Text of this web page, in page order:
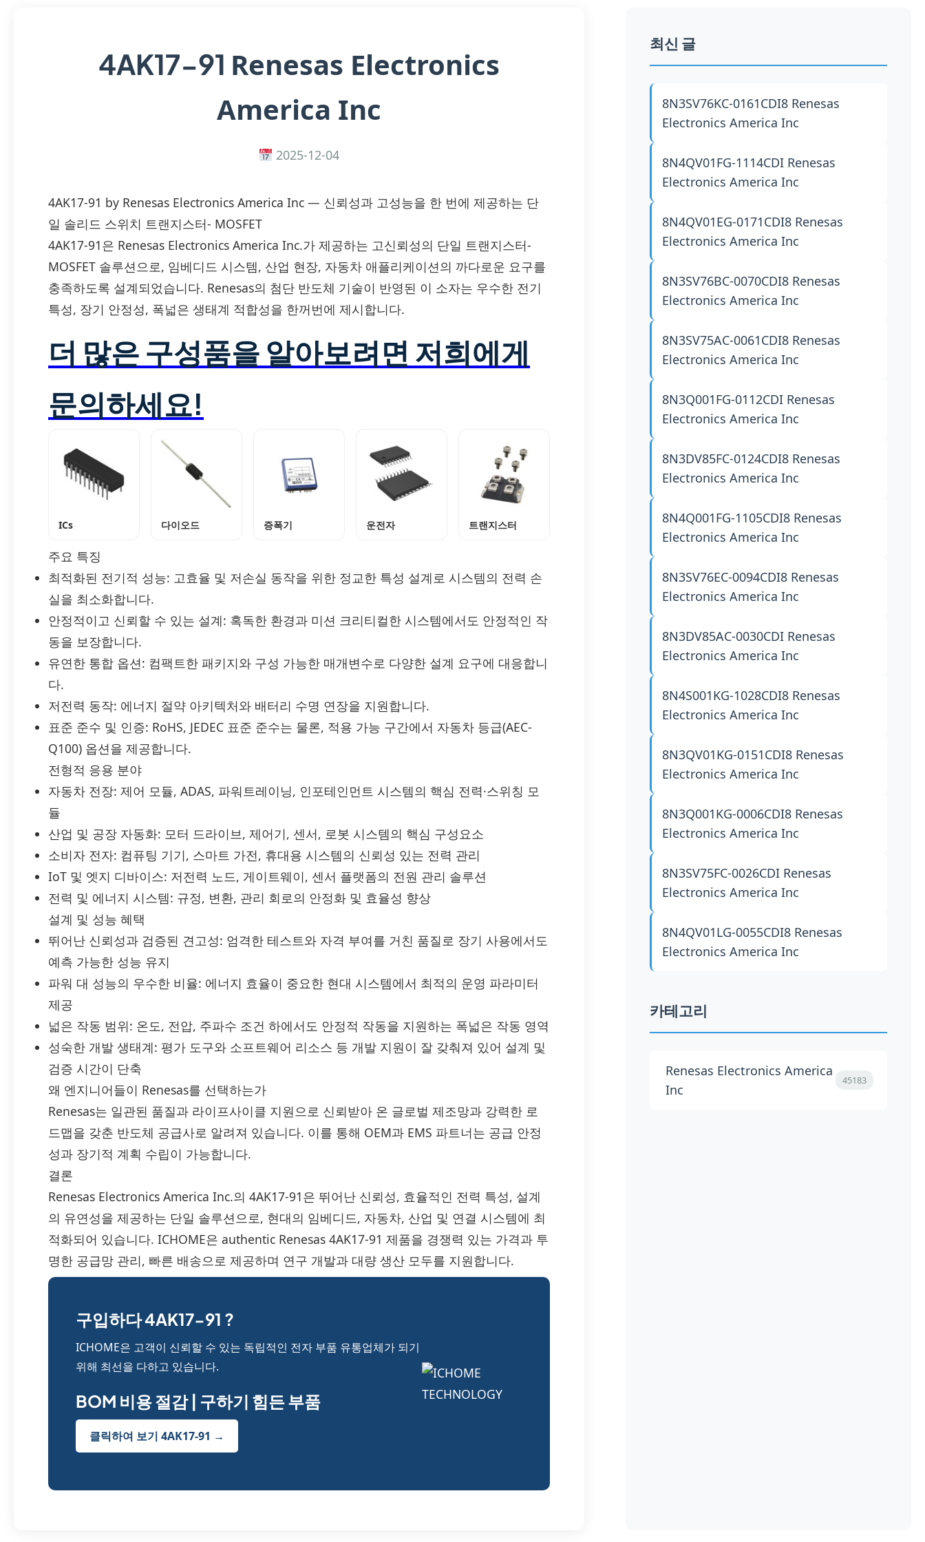
4AK17-91 Renesas Electronics
America Inc
2025-12-04
4AK17-91 by Renesas Electronics America Inc — 신뢰성과 고성능을 한 번에 제공하는 단
일 솔리드 스위치 트랜지스터- MOSFET
4AK17-91은 Renesas Electronics America Inc.가 제공하는 고신뢰성의 단일 트랜지스터-
MOSFET 솔루션으로, 임베디드 시스템, 산업 현장, 자동차 애플리케이션의 까다로운 요구를
충족하도록 설계되었습니다. Renesas의 첨단 반도체 기술이 반영된 이 소자는 우수한 전기
특성, 장기 안정성, 폭넓은 생태계 적합성을 한꺼번에 제시합니다.
더 많은 구성품을 알아보려면 저희에게
문의하세요!
ICs 다이오드 증폭기 운전자 트랜지스터
주요 특징
최적화된 전기적 성능: 고효율 및 저손실 동작을 위한 정교한 특성 설계로 시스템의 전력 손
실을 최소화합니다.
안정적이고 신뢰할 수 있는 설계: 혹독한 환경과 미션 크리티컬한 시스템에서도 안정적인 작
동을 보장합니다.
유연한 통합 옵션: 컴팩트한 패키지와 구성 가능한 매개변수로 다양한 설계 요구에 대응합니
다.
저전력 동작: 에너지 절약 아키텍처와 배터리 수명 연장을 지원합니다.
표준 준수 및 인증: RoHS, JEDEC 표준 준수는 물론, 적용 가능 구간에서 자동차 등급(AEC-
Q100) 옵션을 제공합니다.
전형적 응용 분야
자동차 전장: 제어 모듈, ADAS, 파워트레이닝, 인포테인먼트 시스템의 핵심 전력·스위칭 모
듈
산업 및 공장 자동화: 모터 드라이브, 제어기, 센서, 로봇 시스템의 핵심 구성요소
소비자 전자: 컴퓨팅 기기, 스마트 가전, 휴대용 시스템의 신뢰성 있는 전력 관리
IoT 및 엣지 디바이스: 저전력 노드, 게이트웨이, 센서 플랫폼의 전원 관리 솔루션
전력 및 에너지 시스템: 규정, 변환, 관리 회로의 안정화 및 효율성 향상
설계 및 성능 혜택
뛰어난 신뢰성과 검증된 견고성: 엄격한 테스트와 자격 부여를 거친 품질로 장기 사용에서도
예측 가능한 성능 유지
파워 대 성능의 우수한 비율: 에너지 효율이 중요한 현대 시스템에서 최적의 운영 파라미터
제공
넓은 작동 범위: 온도, 전압, 주파수 조건 하에서도 안정적 작동을 지원하는 폭넓은 작동 영역
성숙한 개발 생태계: 평가 도구와 소프트웨어 리소스 등 개발 지원이 잘 갖춰져 있어 설계 및
검증 시간이 단축
왜 엔지니어들이 Renesas를 선택하는가
Renesas는 일관된 품질과 라이프사이클 지원으로 신뢰받아 온 글로벌 제조망과 강력한 로
드맵을 갖춘 반도체 공급사로 알려져 있습니다. 이를 통해 OEM과 EMS 파트너는 공급 안정
성과 장기적 계획 수립이 가능합니다.
결론
Renesas Electronics America Inc.의 4AK17-91은 뛰어난 신뢰성, 효율적인 전력 특성, 설계
의 유연성을 제공하는 단일 솔루션으로, 현대의 임베디드, 자동차, 산업 및 연결 시스템에 최
적화되어 있습니다. ICHOME은 authentic Renesas 4AK17-91 제품을 경쟁력 있는 가격과 투
명한 공급망 관리, 빠른 배송으로 제공하며 연구 개발과 대량 생산 모두를 지원합니다.
구입하다 4AK17-91 ?
ICHOME은 고객이 신뢰할 수 있는 독립적인 전자 부품 유통업체가 되기
위해 최선을 다하고 있습니다.
BOM 비용 절감 | 구하기 힘든 부품
클릭하여 보기 4AK17-91 →
최신 글
8N3SV76KC-0161CDI8 Renesas
Electronics America Inc
8N4QV01FG-1114CDI Renesas
Electronics America Inc
8N4QV01EG-0171CDI8 Renesas
Electronics America Inc
8N3SV76BC-0070CDI8 Renesas
Electronics America Inc
8N3SV75AC-0061CDI8 Renesas
Electronics America Inc
8N3Q001FG-0112CDI Renesas
Electronics America Inc
8N3DV85FC-0124CDI8 Renesas
Electronics America Inc
8N4Q001FG-1105CDI8 Renesas
Electronics America Inc
8N3SV76EC-0094CDI8 Renesas
Electronics America Inc
8N3DV85AC-0030CDI Renesas
Electronics America Inc
8N4S001KG-1028CDI8 Renesas
Electronics America Inc
8N3QV01KG-0151CDI8 Renesas
Electronics America Inc
8N3Q001KG-0006CDI8 Renesas
Electronics America Inc
8N3SV75FC-0026CDI Renesas
Electronics America Inc
8N4QV01LG-0055CDI8 Renesas
Electronics America Inc
카테고리
Renesas Electronics America
Inc
45183